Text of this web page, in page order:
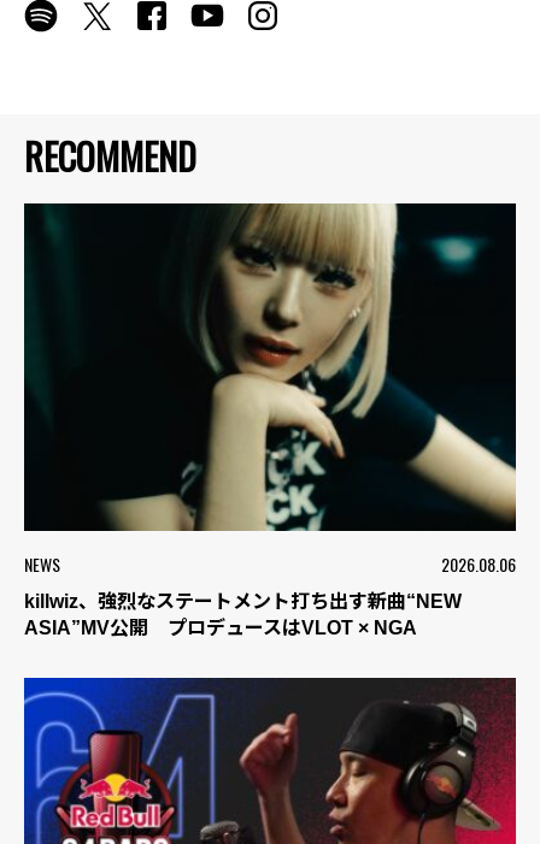
RECOMMEND
NEWS 2026.08.06
killwiz、強烈なステートメント打ち出す新曲“NEW
ASIA”MV公開 プロデュースはVLOT × NGA